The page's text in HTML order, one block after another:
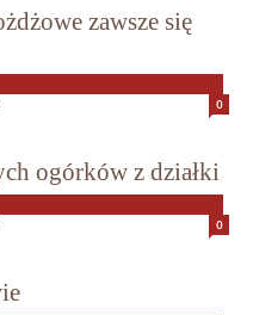
zawsze się
0
ogórków z działki
0